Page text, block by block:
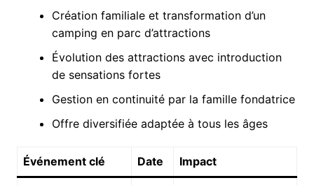
Création familiale et transformation d’un
camping en parc d’attractions
Évolution des attractions avec introduction
de sensations fortes
Gestion en continuité par la famille fondatrice
Offre diversifiée adaptée à tous les âges
Événement clé Date Impact